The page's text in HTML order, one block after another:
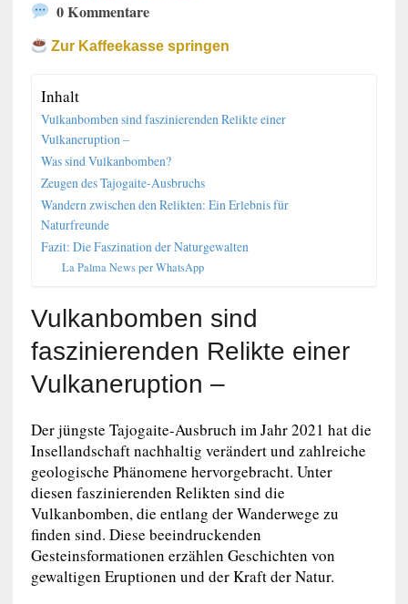
0 Kommentare
Zur Kaffeekasse springen
Inhalt
Vulkanbomben sind faszinierenden Relikte einer
Vulkaneruption –
Was sind Vulkanbomben?
Zeugen des Tajogaite-Ausbruchs
Wandern zwischen den Relikten: Ein Erlebnis für
Naturfreunde
Fazit: Die Faszination der Naturgewalten
La Palma News per WhatsApp
Vulkanbomben sind
faszinierenden Relikte einer
Vulkaneruption –
Der jüngste Tajogaite-Ausbruch im Jahr 2021 hat die
Insellandschaft nachhaltig verändert und zahlreiche
geologische Phänomene hervorgebracht. Unter
diesen faszinierenden Relikten sind die
Vulkanbomben, die entlang der Wanderwege zu
finden sind. Diese beeindruckenden
Gesteinsformationen erzählen Geschichten von
gewaltigen Eruptionen und der Kraft der Natur.